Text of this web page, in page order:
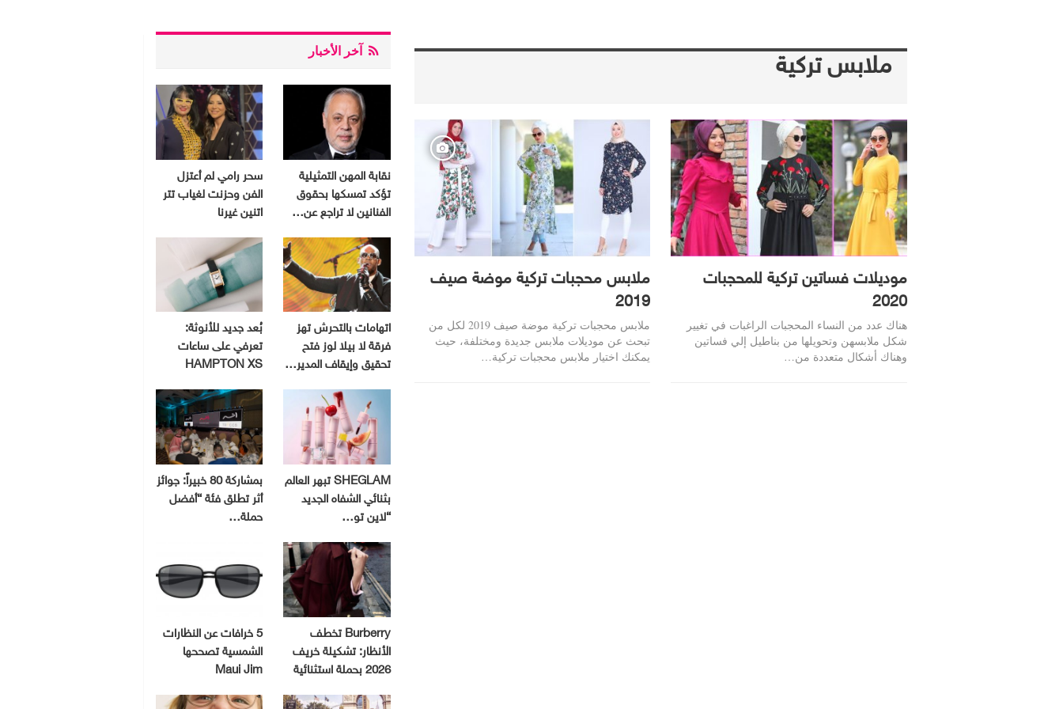
ملابس تركية
موديلات فساتين تركية للمحجبات
2020
هناك عدد من النساء المحجبات الراغبات في تغيير
شكل ملابسهن وتحويلها من بناطيل إلي فساتين
وهناك أشكال متعددة من…
ملابس محجبات تركية موضة صيف
2019
ملابس محجبات تركية موضة صيف 2019 لكل من
تبحث عن موديلات ملابس جديدة ومختلفة، حيث
يمكنك اختيار ملابس محجبات تركية…
آخر الأخبار
نقابة المهن التمثيلية
تؤكد تمسكها بحقوق
الفنانين لا تراجع عن…
سحر رامي لم أعتزل
الفن وحزنت لغياب تتر
اتنين غيرنا
اتهامات بالتحرش تهز
فرقة لا بيلا لوز فتح
تحقيق وإيقاف المدير…
بُعد جديد للأنوثة:
تعرفي على ساعات
HAMPTON XS
SHEGLAM تبهر العالم
بثنائي الشفاه الجديد
“لاين تو…
بمشاركة 80 خبيراً: جوائز
أثر تطلق فئة “أفضل
حملة…
Burberry تخطف
الأنظار: تشكيلة خريف
2026 بحملة استثنائية
5 خرافات عن النظارات
الشمسية تصححها
Maui Jim